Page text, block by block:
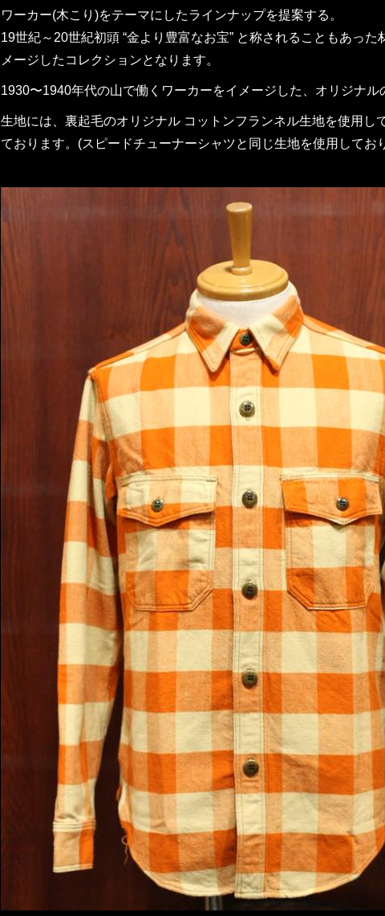
ワーカー(木こり)をテーマにしたラインナップを提案する。
19世紀～20世紀初頭 “金より豊富なお宝” と称されることもあっ
メージしたコレクションとなります。
1930〜1940年代の山で働くワーカーをイメージした、オリジナル
生地には、裏起毛のオリジナル コットンフランネル生地を使用
ております。(スピードチューナーシャツと同じ生地を使用してお